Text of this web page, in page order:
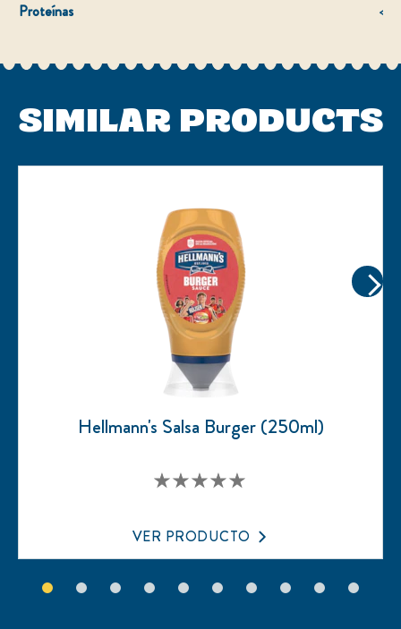
Proteínas
SIMILAR PRODUCTS
Hellmann's Salsa Burger (250ml)
No
calificaciones
este
VER PRODUCTO